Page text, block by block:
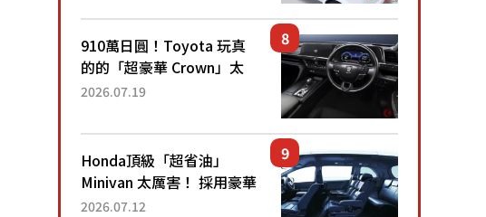
100 公里！」「免驗車真的
太棒了！...
910萬日圓！Toyota 玩真
的的「超豪華 Crown」太
厲害了！採用由「匠人技
運動化「底盤設定」！還配
備專屬豪華...
2026.07.19
Honda頂級「超省油」
Minivan 太厲害！ 採用豪華
「真皮座椅」與專屬「黑色
2026.07.12